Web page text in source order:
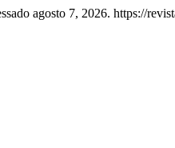
agosto 7, 2026. https://